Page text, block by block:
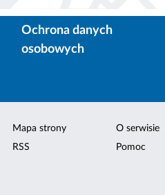
Ochrona danych
osobowych
Mapa strony
RSS
O serwisie
Pomoc